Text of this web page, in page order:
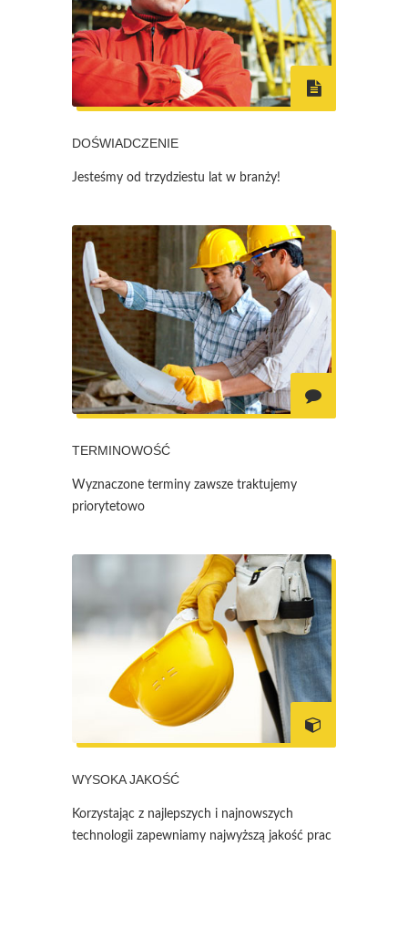
DOŚWIADCZENIE
Jesteśmy od trzydziestu lat w branży!
TERMINOWOŚĆ
Wyznaczone terminy zawsze traktujemy
priorytetowo
WYSOKA JAKOŚĆ
Korzystając z najlepszych i najnowszych
technologii zapewniamy najwyższą jakość prac